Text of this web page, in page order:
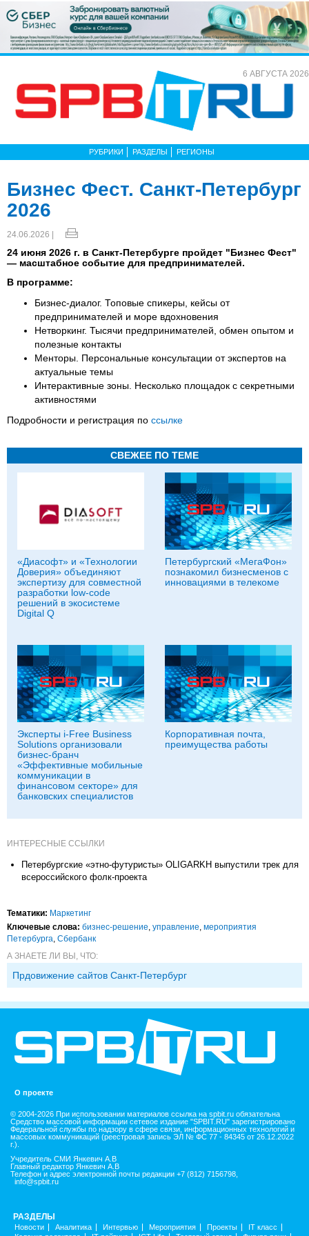
6 АВГУСТА 2026
РУБРИКИ РАЗДЕЛЫ РЕГИОНЫ
Бизнес Фест. Санкт-Петербург
2026
24.06.2026 |
24 июня 2026 г. в Санкт-Петербурге пройдет "Бизнес Фест"
— масштабное событие для предпринимателей.
В программе:
Бизнес-диалог. Топовые спикеры, кейсы от
предпринимателей и море вдохновения
Нетворкинг. Тысячи предпринимателей, обмен опытом и
полезные контакты
Менторы. Персональные консультации от экспертов на
актуальные темы
Интерактивные зоны. Несколько площадок с секретными
активностями
Подробности и регистрация по ссылке
СВЕЖЕЕ ПО ТЕМЕ
«Диасофт» и «Технологии
Доверия» объединяют
экспертизу для совместной
разработки low-code
решений в экосистеме
Digital Q
Петербургский «МегаФон»
познакомил бизнесменов с
инновациями в телекоме
Эксперты i-Free Business
Solutions организовали
бизнес-бранч
«Эффективные мобильные
коммуникации в
финансовом секторе» для
банковских специалистов
Корпоративная почта,
преимущества работы
ИНТЕРЕСНЫЕ ССЫЛКИ
Петербургские «этно-футуристы» OLIGARKH выпустили трек для
всероссийского фолк-проекта
Тематики: Маркетинг
Ключевые слова: бизнес-решение управление мероприятия
Петербурга Сбербанк
А ЗНАЕТЕ ЛИ ВЫ, ЧТО:
Прдовижение сайтов Санкт-Петербург
О проекте
© 2004-2026 При использовании материалов ссылка на spbit.ru обязательна
Средство массовой информации сетевое издание "SPBIT.RU" зарегистрировано
Федеральной службы по надзору в сфере связи, информационных технологий и
массовых коммуникаций (реестровая запись ЭЛ № ФС 77 - 84345 от 26.12.2022
г.).
Учредитель СМИ Янкевич А.В
Главный редактор Янкевич А.В
Телефон и адрес электронной почты редакции +7 (812) 7156798,
info@spbit.ru
РАЗДЕЛЫ
Новости Аналитика Интервью Мероприятия Проекты
IT класс